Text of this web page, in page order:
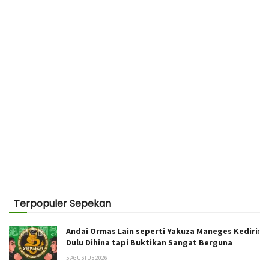
Terpopuler Sepekan
Andai Ormas Lain seperti Yakuza Maneges Kediri:
Dulu Dihina tapi Buktikan Sangat Berguna
5 AGUSTUS 2026